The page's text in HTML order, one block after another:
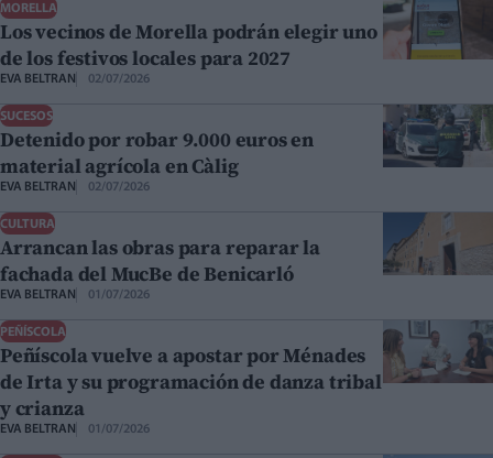
MORELLA
Los vecinos de Morella podrán elegir uno
de los festivos locales para 2027
EVA BELTRAN 02/07/2026
SUCESOS
Detenido por robar 9.000 euros en
material agrícola en Càlig
EVA BELTRAN 02/07/2026
CULTURA
Arrancan las obras para reparar la
fachada del MucBe de Benicarló
EVA BELTRAN 01/07/2026
PEÑÍSCOLA
Peñíscola vuelve a apostar por Ménades
de Irta y su programación de danza tribal
y crianza
EVA BELTRAN 01/07/2026